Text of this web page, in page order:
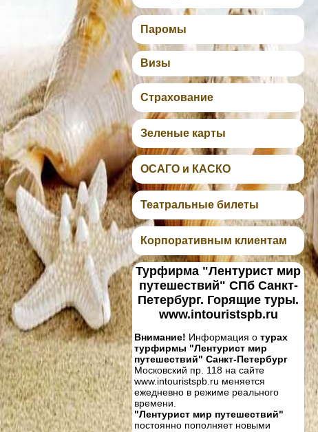
Паромы
Визы
Страхование
Зеленые карты
ОСАГО и КАСКО
Театральные билеты
Корпоративным клиентам
Турфирма "Лентурист мир
путешествий" СПб Санкт-
Петербург. Горящие туры.
www.intouristspb.ru
Внимание! Информация о турах
турфирмы "Лентурист мир
путешествий" Санкт-Петербург
Московский пр. 118 на сайте
www.intouristspb.ru меняется
ежедневно в режиме реального
времени.
"Лентурист мир путешествий"
постоянно пополняет новыми